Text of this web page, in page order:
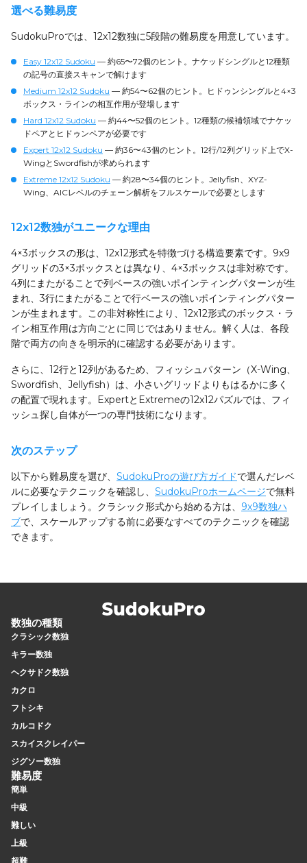
選べる難易度
SudokuProでは、12x12数独に5段階の難易度を用意しています。
Easy 12x12 Sudoku — 約65〜72個のヒント。ナケッドシングルと12種類
の記号の直接スキャンで解けます
Medium 12x12 Sudoku — 約54〜62個のヒント。ヒドゥンシングルと4×3
ボックス・ラインの相互作用が登場します
Hard 12x12 Sudoku — 約44〜52個のヒント。12種類の候補領域でナケッ
ドペアとヒドゥンペアが必要です
Expert 12x12 Sudoku — 約36〜43個のヒント。12行/12列グリッド上でX-
WingとSwordfishが求められます
Extreme 12x12 Sudoku — 約28〜34個のヒント。Jellyfish、XYZ-
Wing、AICレベルのチェーン解析をフルスケールで必要とします
12x12数独がユニークな理由
4×3ボックスの形は、12x12形式を特徴づける構造要素です。9x9
グリッドの3×3ボックスとは異なり、4×3ボックスは非対称です。
4列にまたがることで列ベースの強いポインティングパターンが生
まれ、3行にまたがることで行ベースの強いポインティングパター
ンが生まれます。この非対称性により、12x12形式のボックス・ラ
イン相互作用は方向ごとに同じではありません。解く人は、各段
階で両方の向きを明示的に確認する必要があります。
さらに、12行と12列があるため、フィッシュパターン（X-Wing、
Swordfish、Jellyfish）は、小さいグリッドよりもはるかに多く
の配置で現れます。ExpertとExtremeの12x12パズルでは、フィ
ッシュ探し自体が一つの専門技術になります。
次のステップ
以下から難易度を選び、 SudokuProの遊び方ガイドで選んだレベ
ルに必要なテクニックを確認し、 SudokuProホームページで無料
プレイしましょう。クラシック形式から始める方は、 9x9数独ハ
ブで、スケールアップする前に必要なすべてのテクニックを確認
できます。
数独の種類
クラシック数独
キラー数独
ヘクサドク数独
カクロ
フトシキ
カルコドク
スカイスクレイパー
ジグソー数独
難易度
簡単
中級
難しい
上級
超難